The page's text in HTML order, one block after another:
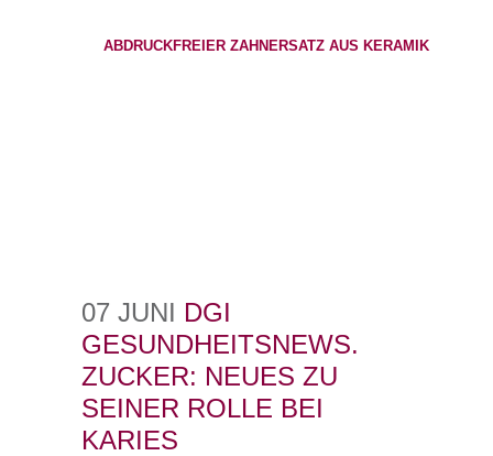
ABDRUCKFREIER ZAHNERSATZ AUS KERAMIK
07 JUNI DGI
GESUNDHEITSNEWS.
ZUCKER: NEUES ZU
SEINER ROLLE BEI
KARIES